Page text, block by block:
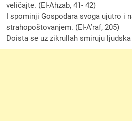
veličajte. (El-Ahzab, 41- 42)
I spominji Gospodara svoga ujutro i
strahopoštovanjem. (El-A’raf, 205)
Doista se uz zikrullah smiruju ljudska